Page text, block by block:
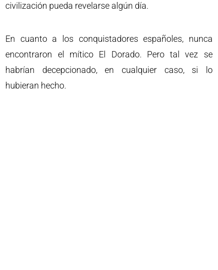
civilización pueda revelarse algún día.
En cuanto a los conquistadores españoles, nunca
encontraron el mítico El Dorado. Pero tal vez se
habrían decepcionado, en cualquier caso, si lo
hubieran hecho.